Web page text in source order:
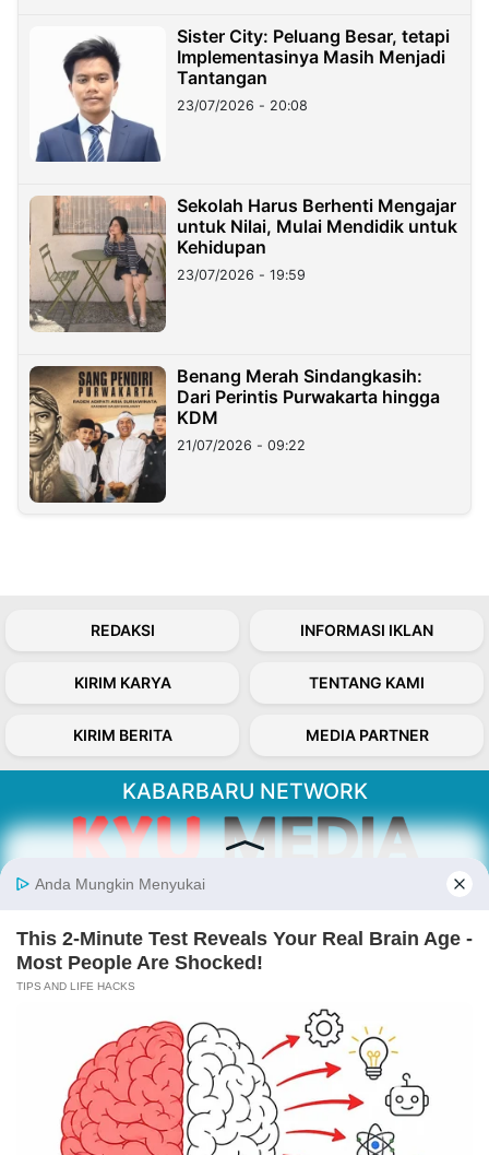
Sister City: Peluang Besar, tetapi
Implementasinya Masih Menjadi
Tantangan
23/07/2026 - 20:08
Sekolah Harus Berhenti Mengajar
untuk Nilai, Mulai Mendidik untuk
Kehidupan
23/07/2026 - 19:59
Benang Merah Sindangkasih:
Dari Perintis Purwakarta hingga
KDM
21/07/2026 - 09:22
REDAKSI INFORMASI IKLAN
KIRIM KARYA TENTANG KAMI
KIRIM BERITA MEDIA PARTNER
KABARBARU NETWORK
Kabarbaru.co menyajikan berita aktual dan
Follow Kabarbaru